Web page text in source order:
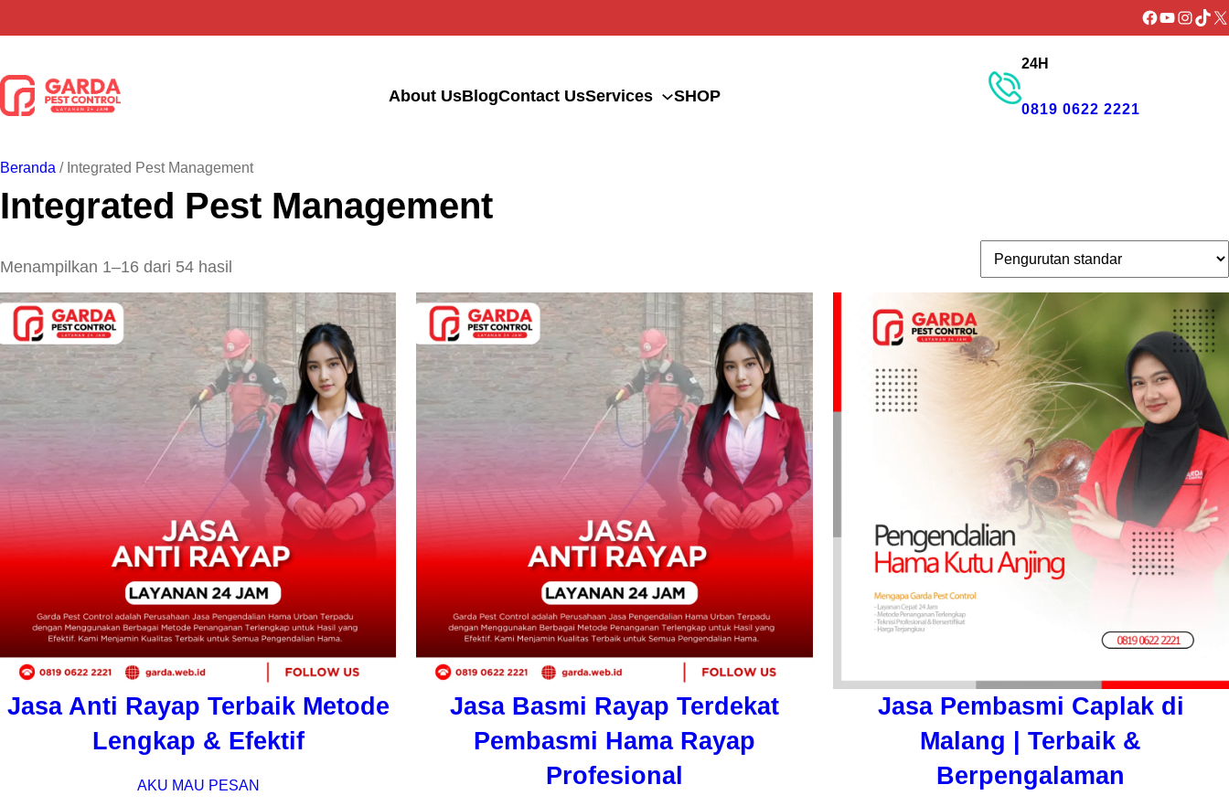
ke
Facebook
YouTubeX
About UsBlogContact UsServices SHOP
24H
0819 0622 2221
Beranda / Integrated Pest Management
Integrated Pest Management
Menampilkan 1–16 dari 54 hasil
Jasa Anti Rayap Terbaik Metode
Lengkap & Efektif
AKU MAU PESAN
Jasa Basmi Rayap Terdekat
Pembasmi Hama Rayap
Profesional
Jasa Pembasmi Caplak di
Malang | Terbaik &
Berpengalaman